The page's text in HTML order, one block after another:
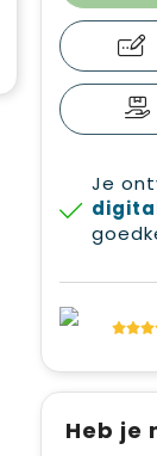
Je
Heb je